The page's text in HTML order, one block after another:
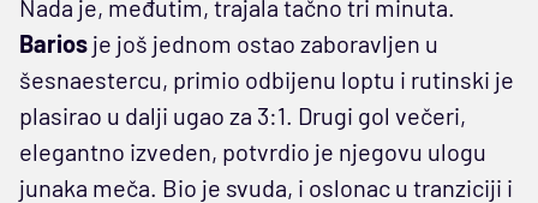
Nada je, međutim, trajala tačno tri minuta.
Barios je još jednom ostao zaboravljen u
šesnaestercu, primio odbijenu loptu i rutinski je
plasirao u dalji ugao za 3:1. Drugi gol večeri,
elegantno izveden, potvrdio je njegovu ulogu
junaka meča. Bio je svuda, i oslonac u tranziciji i